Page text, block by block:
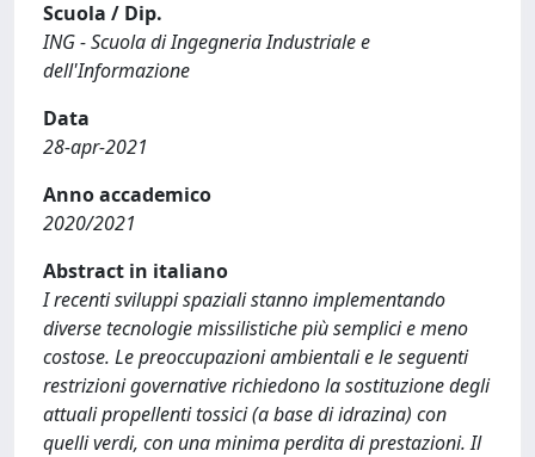
Scuola / Dip.
ING - Scuola di Ingegneria Industriale e
dell'Informazione
Data
28-apr-2021
Anno accademico
2020/2021
Abstract in italiano
I recenti sviluppi spaziali stanno implementando
diverse tecnologie missilistiche più semplici e meno
costose. Le preoccupazioni ambientali e le seguenti
restrizioni governative richiedono la sostituzione degli
attuali propellenti tossici (a base di idrazina) con
quelli verdi, con una minima perdita di prestazioni. Il